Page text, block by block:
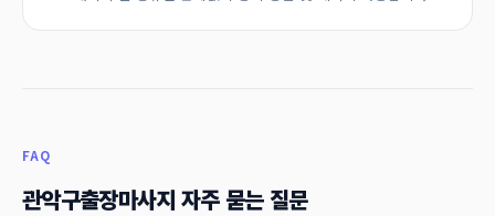
FAQ
관악구출장마사지 자주 묻는 질문